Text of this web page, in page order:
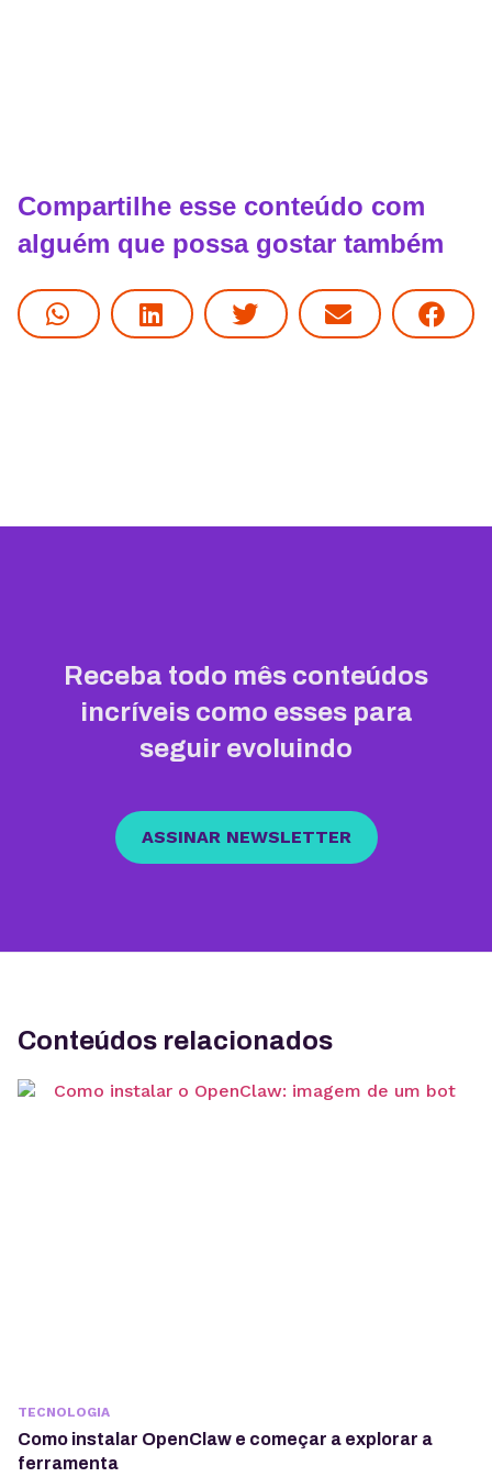
Compartilhe esse conteúdo com
alguém que possa gostar também
Receba todo mês conteúdos
incríveis como esses para
seguir evoluindo
ASSINAR NEWSLETTER
Conteúdos relacionados
TECNOLOGIA
Como instalar OpenClaw e começar a explorar a
ferramenta